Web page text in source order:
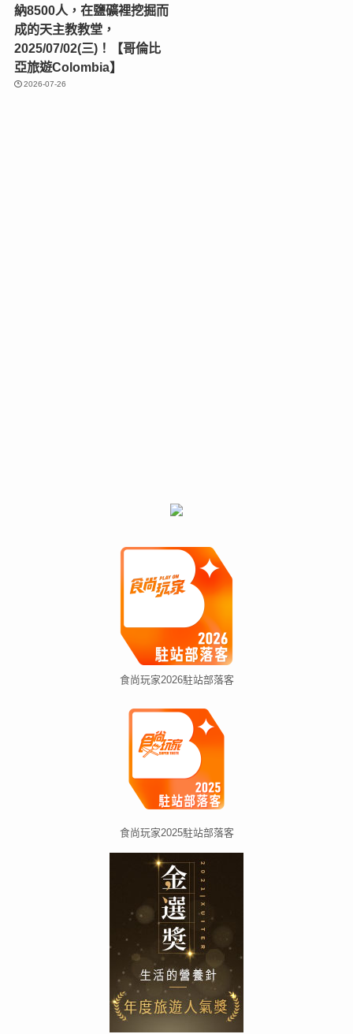
納8500人，在鹽礦裡挖掘而
成的天主教教堂，
2025/07/02(三)！【哥倫比
亞旅遊Colombia】
2026-07-26
食尚玩家2026駐站部落客
食尚玩家2025駐站部落客